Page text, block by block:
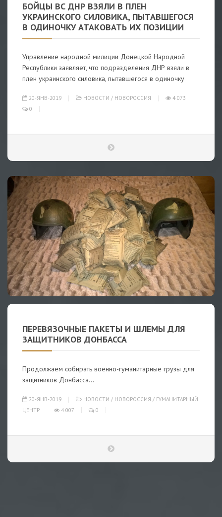
БОЙЦЫ ВС ДНР ВЗЯЛИ В ПЛЕН
УКРАИНСКОГО СИЛОВИКА, ПЫТАВШЕГОСЯ
В ОДИНОЧКУ АТАКОВАТЬ ИХ ПОЗИЦИИ
Управление народной милиции Донецкой Народной
Республики заявляет, что подразделения ДНР взяли в
плен украинского силовика, пытавшегося в одиночку
20-ЯНВ-2019 НОВОСТИ / НОВОРОССИЯ
4 073
0
ПЕРЕВЯЗОЧНЫЕ ПАКЕТЫ И ШЛЕМЫ ДЛЯ
ЗАЩИТНИКОВ ДОНБАССА
Продолжаем собирать военно-гуманитарные грузы для
защитников Донбасса...
20-ЯНВ-2019 НОВОСТИ / НОВОРОССИЯ / ГУМАНИТАРНЫЙ
ЦЕНТР
4 007 0